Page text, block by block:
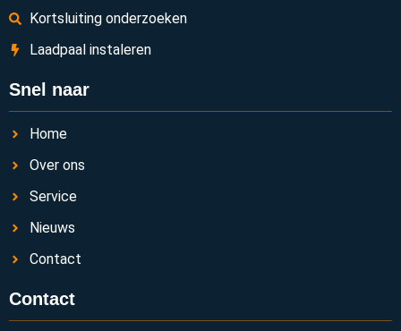
Kortsluiting onderzoeken
Laadpaal instaleren
Snel naar
Home
Over ons
Service
Nieuws
Contact
Contact